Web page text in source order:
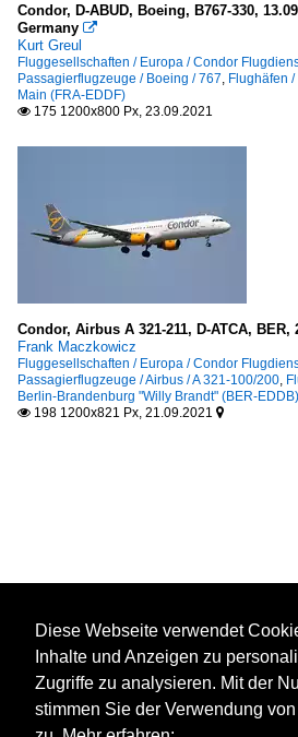
Condor, D-ABUD, Boeing, B767-330,
Germany 
Kurt Greul
Fluggesellschaften / Europa / Condor
Passagierflugzeuge / Boeing / 767, Flughäfen
Main (FRA-EDDF)
 175 1200x800 Px, 23.09.2021
Condor, Airbus A 321-211, D-ATCA, BER,
Frank Maczkowicz
Fluggesellschaften / Europa / Condor
Passagierflugzeuge / Airbus / A 321-100/200,
Berlin-Brandenburg "Willy Brandt" (BER-EDDB)
 198 1200x821 Px, 21.09.2021 
Diese Webseite verwendet
Inhalte und Anzeigen zu
Zugriffe zu analysieren. Mit der
stimmen Sie der Verwendung